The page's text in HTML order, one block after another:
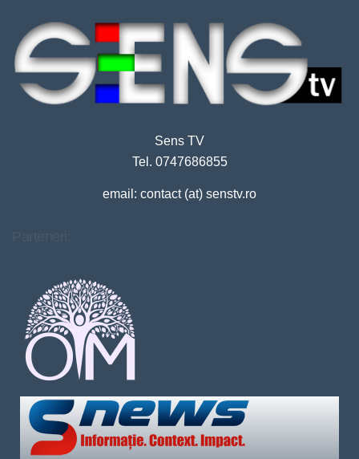
Sens TV
Tel. 0747686855
email: contact (at) senstv.ro